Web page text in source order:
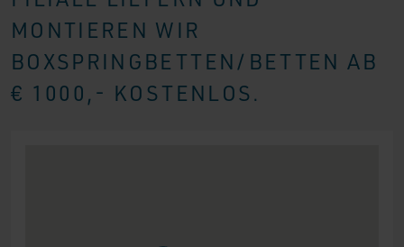
MONTIEREN WIR
BOXSPRINGBETTEN/BETTEN AB
€ 1000,- KOSTENLOS.